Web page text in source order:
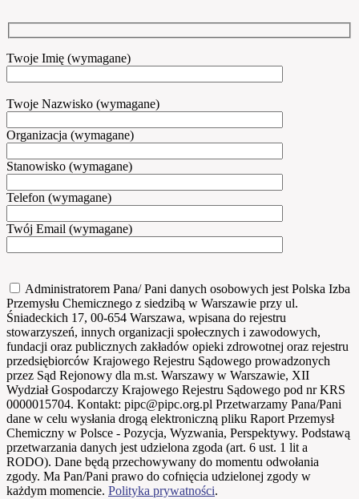
Twoje Imię (wymagane)
Twoje Nazwisko (wymagane)
Organizacja (wymagane)
Stanowisko (wymagane)
Telefon (wymagane)
Twój Email (wymagane)
Administratorem Pana/ Pani danych osobowych jest Polska Izba
Przemysłu Chemicznego z siedzibą w Warszawie przy ul.
Śniadeckich 17, 00-654 Warszawa, wpisana do rejestru
stowarzyszeń, innych organizacji społecznych i zawodowych,
fundacji oraz publicznych zakładów opieki zdrowotnej oraz rejestru
przedsiębiorców Krajowego Rejestru Sądowego prowadzonych
przez Sąd Rejonowy dla m.st. Warszawy w Warszawie, XII
Wydział Gospodarczy Krajowego Rejestru Sądowego pod nr KRS
0000015704. Kontakt: pipc@pipc.org.pl Przetwarzamy Pana/Pani
dane w celu wysłania drogą elektroniczną pliku Raport Przemysł
Chemiczny w Polsce - Pozycja, Wyzwania, Perspektywy. Podstawą
przetwarzania danych jest udzielona zgoda (art. 6 ust. 1 lit a
RODO). Dane będą przechowywany do momentu odwołania
zgody. Ma Pan/Pani prawo do cofnięcia udzielonej zgody w
każdym momencie. Polityka prywatności.